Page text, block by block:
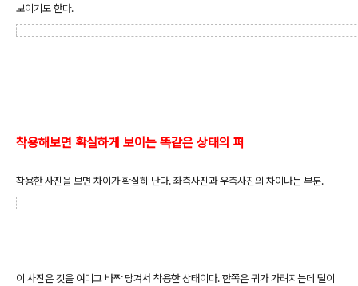
보이기도 한다.
착용해보면 확실하게 보이는 똑같은 상태의 퍼
착용한 사진을 보면 차이가 확실히 난다. 좌측사진과 우측사진의 차이나는 부분.
이 사진은 깃을 여미고 바짝 당겨서 착용한 상태이다. 한쪽은 귀가 가려지는데 털이